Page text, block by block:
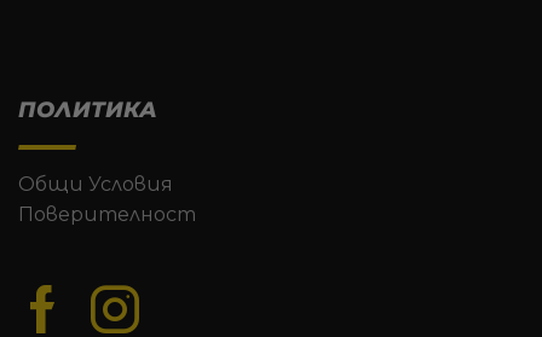
ПОЛИТИКА
Общи Условия
Поверителност